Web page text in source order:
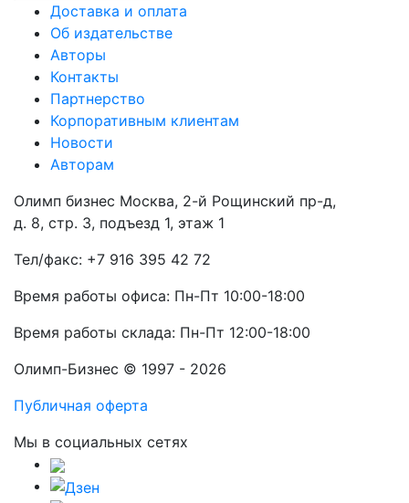
Доставка и оплата
Об издательстве
Авторы
Контакты
Партнерство
Корпоративным клиентам
Новости
Авторам
Олимп бизнес Москва, 2-й Рощинский пр-д,
д. 8, стр. 3, подъезд 1, этаж 1
Тел/факс: +7 916 395 42 72
Время работы офиса: Пн-Пт 10:00-18:00
Время работы склада: Пн-Пт 12:00-18:00
Олимп-Бизнес © 1997 - 2026
Публичная оферта
Мы в социальных сетях